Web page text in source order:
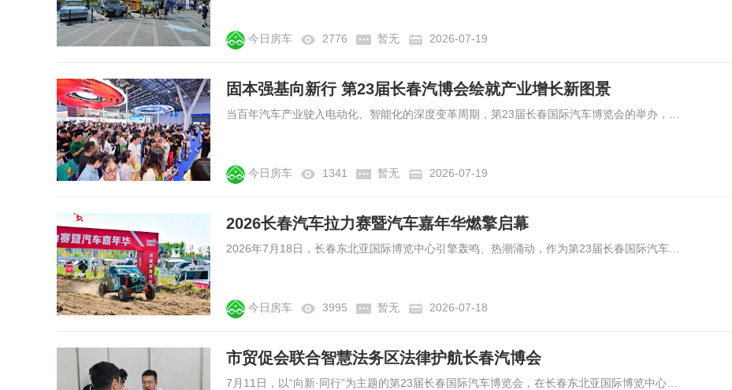
今日房车 2776 暂无 2026-07-19
固本强基向新行 第23届长春汽博会绘就产业增长新图景
今日房车 1341 暂无 2026-07-19
2026长春汽车拉力赛暨汽车嘉年华燃擎启幕
今日房车 3995 暂无 2026-07-18
市贸促会联合智慧法务区法律护航长春汽博会